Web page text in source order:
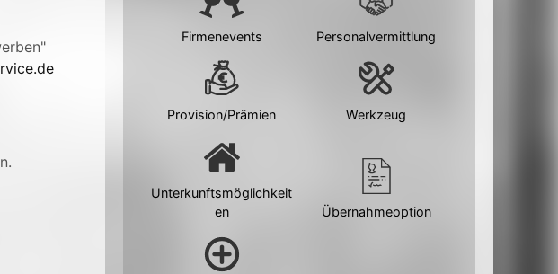
Firmenevents Personalvermittlung
Provision/Prämien Werkzeug
Unterkunftsmöglichkeit
en
Übernahmeoption